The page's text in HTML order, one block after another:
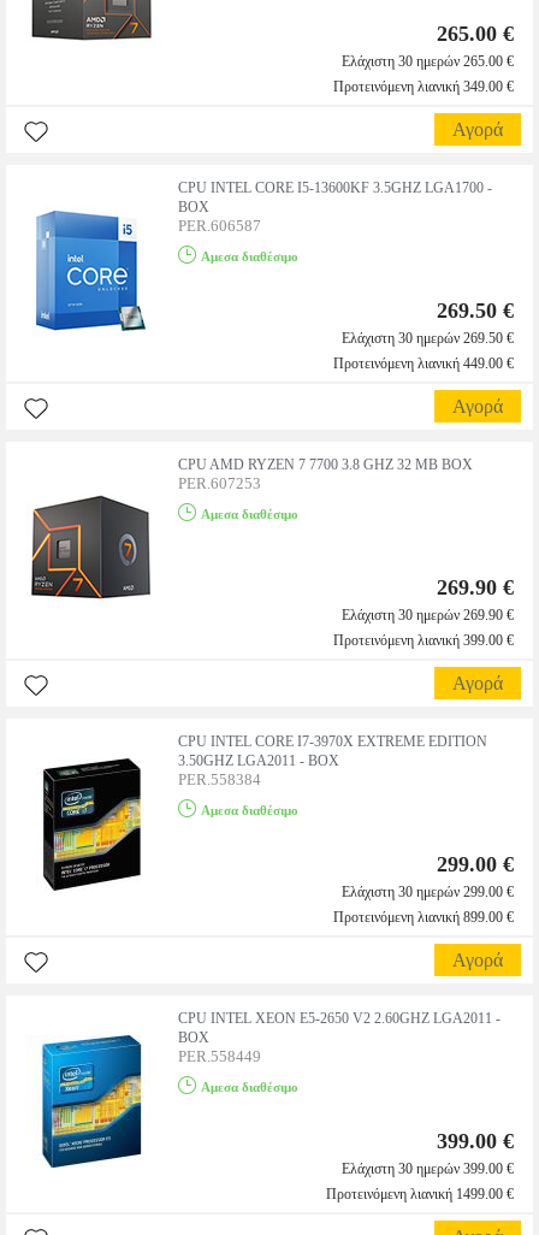
265.00 €
Ελάχιστη 30 ημερών 265.00 €
Προτεινόμενη λιανική 349.00 €
Αγορά
CPU INTEL CORE I5-13600KF 3.5GHZ LGA1700 -
BOX
PER.606587
Αμεσα διαθέσιμο
269.50 €
Ελάχιστη 30 ημερών 269.50 €
Προτεινόμενη λιανική 449.00 €
Αγορά
CPU AMD RYZEN 7 7700 3.8 GHZ 32 MB BOX
PER.607253
Αμεσα διαθέσιμο
269.90 €
Ελάχιστη 30 ημερών 269.90 €
Προτεινόμενη λιανική 399.00 €
Αγορά
CPU INTEL CORE I7-3970X EXTREME EDITION
3.50GHZ LGA2011 - BOX
PER.558384
Αμεσα διαθέσιμο
299.00 €
Ελάχιστη 30 ημερών 299.00 €
Προτεινόμενη λιανική 899.00 €
Αγορά
CPU INTEL XEON E5-2650 V2 2.60GHZ LGA2011 -
BOX
PER.558449
Αμεσα διαθέσιμο
399.00 €
Ελάχιστη 30 ημερών 399.00 €
Προτεινόμενη λιανική 1499.00 €